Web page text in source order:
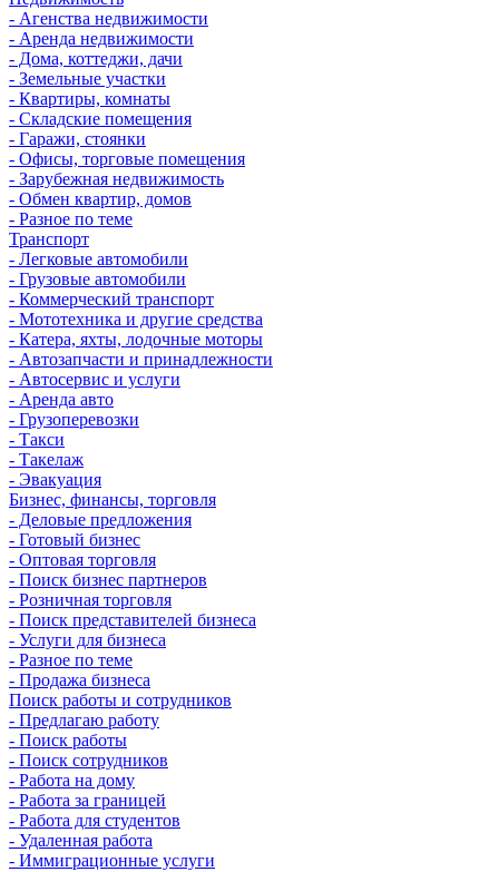
- Агенства недвижимости
- Аренда недвижимости
- Дома, коттеджи, дачи
- Земельные участки
- Квартиры, комнаты
- Складские помещения
- Гаражи, стоянки
- Офисы, торговые помещения
- Зарубежная недвижимость
- Обмен квартир, домов
- Разное по теме
Транспорт
- Легковые автомобили
- Грузовые автомобили
- Коммерческий транспорт
- Мототехника и другие средства
- Катера, яхты, лодочные моторы
- Автозапчасти и принадлежности
- Автосервис и услуги
- Аренда авто
- Грузоперевозки
- Такси
- Такелаж
- Эвакуация
Бизнес, финансы, торговля
- Деловые предложения
- Готовый бизнес
- Оптовая торговля
- Поиск бизнес партнеров
- Розничная торговля
- Поиск представителей бизнеса
- Услуги для бизнеса
- Разное по теме
- Продажа бизнеса
Поиск работы и сотрудников
- Предлагаю работу
- Поиск работы
- Поиск сотрудников
- Работа на дому
- Работа за границей
- Работа для студентов
- Удаленная работа
- Иммиграционные услуги